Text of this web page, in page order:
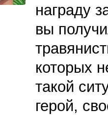
награду
вы
которых
такой
герой,